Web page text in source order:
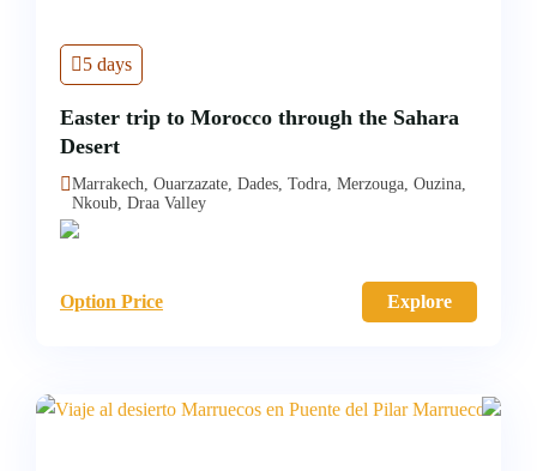
5 days
Easter trip to Morocco through the Sahara
Desert
Marrakech, Ouarzazate, Dades, Todra, Merzouga, Ouzina,
Nkoub, Draa Valley
Option Price Explore